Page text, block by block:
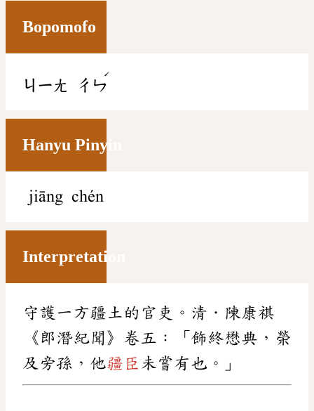
Bopomofo
ㄐㄧㄤ ㄔㄣ
ˊ
Hanyu Pinyin
jiāng chén
Interpretation
守護一方疆土的官吏。清．陳康祺
《郎潛紀聞》卷五：「飾終懋典，榮
及旁孫，他疆臣 未嘗有也。」